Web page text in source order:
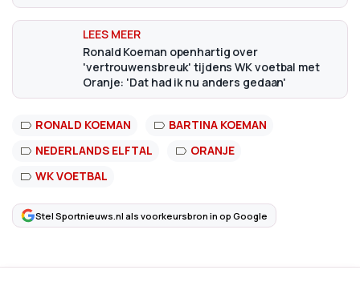
Ronald Koeman openhartig over
'vertrouwensbreuk' tijdens WK voetbal met
Oranje: 'Dat had ik nu anders gedaan'
RONALD KOEMAN
BARTINA KOEMAN
NEDERLANDS ELFTAL
ORANJE
WK VOETBAL
Stel Sportnieuws.nl als voorkeursbron in op Google